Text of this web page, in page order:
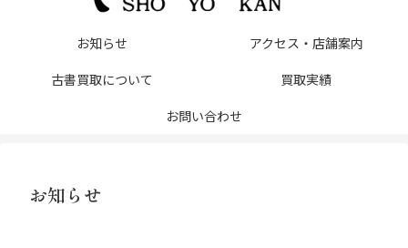
お知らせ
アクセス・店舗案内
古書買取について
買取実績
お問い合わせ
お知らせ